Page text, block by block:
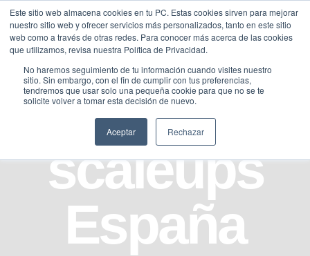
Este sitio web almacena cookies en tu PC. Estas cookies sirven para mejorar
nuestro sitio web y ofrecer servicios más personalizados, tanto en este sitio
web como a través de otras redes. Para conocer más acerca de las cookies
que utilizamos, revisa nuestra Política de Privacidad.
No haremos seguimiento de tu información cuando visites nuestro
sitio. Sin embargo, con el fin de cumplir con tus preferencias,
tendremos que usar solo una pequeña cookie para que no se te
solicite volver a tomar esta decisión de nuevo.
Aceptar Rechazar
Saltar
contenido
scaleups
España
Traducir »